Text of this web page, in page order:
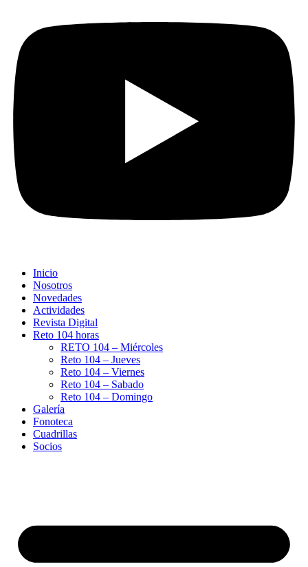
Inicio
Nosotros
Novedades
Actividades
Revista Digital
Reto 104 horas
RETO 104 – Miércoles
Reto 104 – Jueves
Reto 104 – Viernes
Reto 104 – Sabado
Reto 104 – Domingo
Galería
Fonoteca
Cuadrillas
Socios